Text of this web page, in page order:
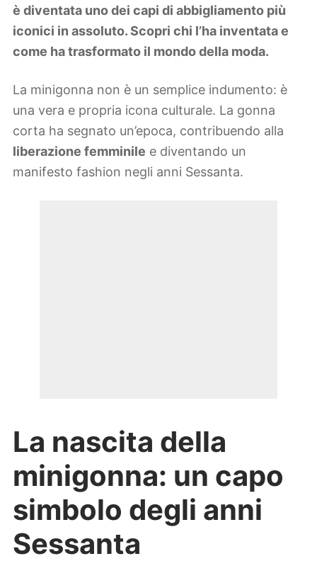
è diventata uno dei capi di abbigliamento più
iconici in assoluto. Scopri chi l’ha inventata e
come ha trasformato il mondo della moda.
La minigonna non è un semplice indumento: è
una vera e propria icona culturale. La gonna
corta ha segnato un’epoca, contribuendo alla
liberazione femminile e diventando un
manifesto fashion negli anni Sessanta.
La nascita della
minigonna: un capo
simbolo degli anni
Sessanta